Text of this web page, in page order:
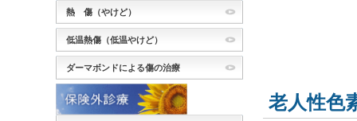
老人性色
熱 傷（やけど）
低温熱傷（低温やけど）
ダーマボンドによる傷の治療